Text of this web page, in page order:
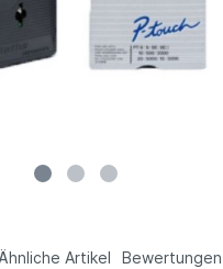
Ähnliche Artikel Bewertungen